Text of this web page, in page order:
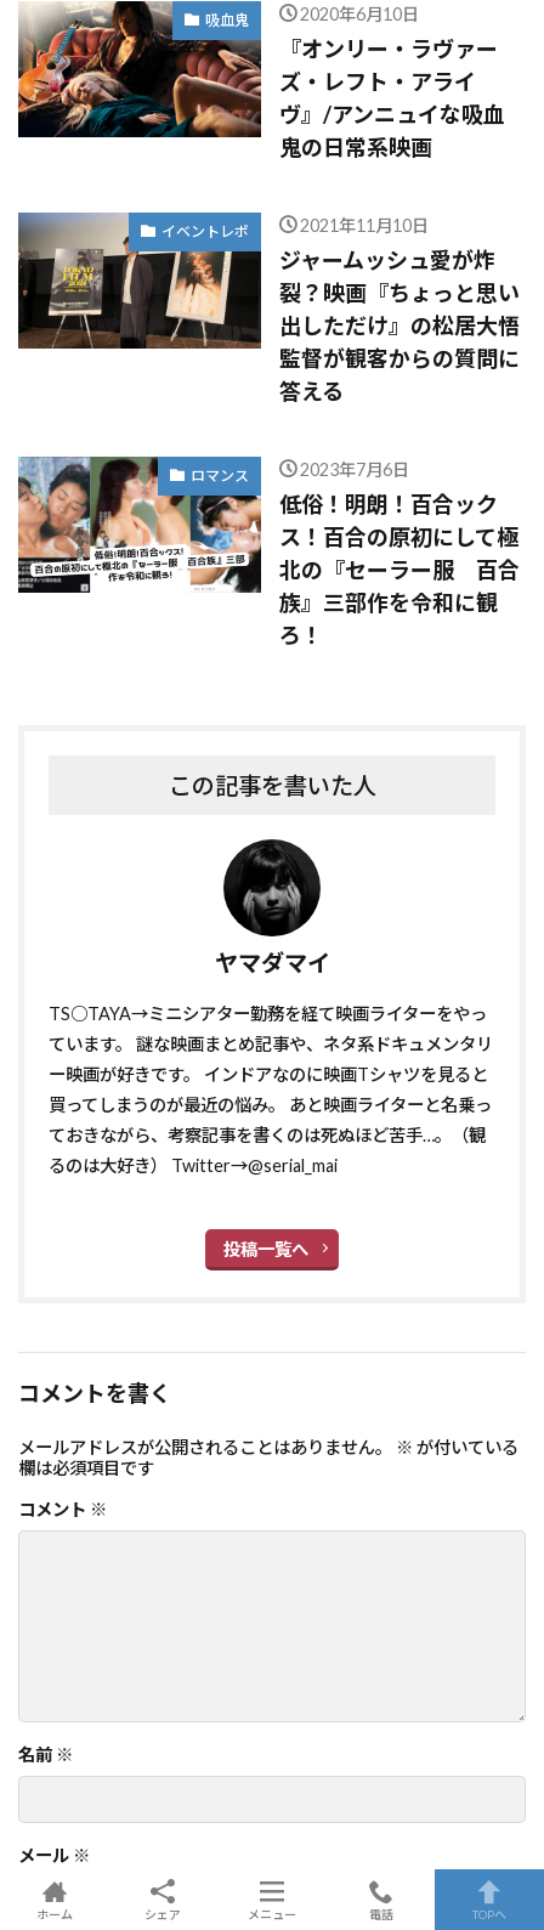
吸血鬼 2020年6月10日
『オンリー・ラヴァー
ズ・レフト・アライ
ヴ』/アンニュイな吸血
鬼の日常系映画
イベントレポ 2021年11月10日
ジャームッシュ愛が炸
裂？映画『ちょっと思い
出しただけ』の松居大悟
監督が観客からの質問に
答える
ロマンス 2023年7月6日
低俗！明朗！百合ック
ス！百合の原初にして極
北の『セーラー服 百合
族』三部作を令和に観
ろ！
この記事を書いた人
ヤマダマイ
TS○TAYA→ミニシアター勤務を経て映画ライターをやっ
ています。 謎な映画まとめ記事や、ネタ系ドキュメンタリ
ー映画が好きです。 インドアなのに映画Tシャツを見ると
買ってしまうのが最近の悩み。 あと映画ライターと名乗っ
ておきながら、考察記事を書くのは死ぬほど苦手…。（観
るのは大好き） Twitter→@serial_mai
投稿一覧へ
コメントを書く
メールアドレスが公開されることはありません。 ※ が付いている
欄は必須項目です
コメント ※
名前 ※
メール ※
ホーム シェア メニュー 電話 TOPへ